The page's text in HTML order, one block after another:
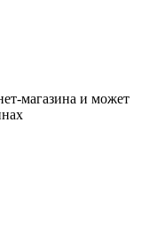
магазина и может